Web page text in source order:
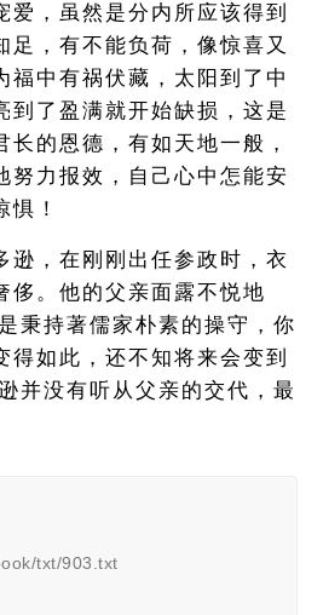
爱，虽然是分内所应该得到
足，有不能负荷，像惊喜又
福中有祸伏藏，太阳到了中
到了盈满就开始缺损，这是
长的恩德，有如天地一般，
努力报效，自己心中怎能安
！
逊，在刚刚出任参政时，衣
侈。他的父亲面露不悦地
秉持著儒家朴素的操守，你
得如此，还不知将来会变到
并没有听从父亲的交代，最
txt/903.txt